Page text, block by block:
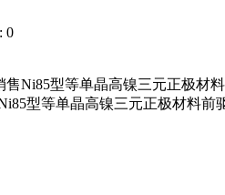
0
型等单晶高镍三元正极材
型等单晶高镍三元正极材料前